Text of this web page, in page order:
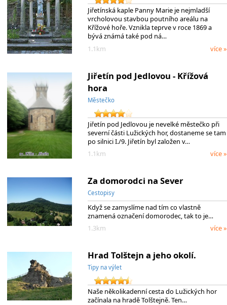
Jiřetínská kaple Panny Marie je nejmladší
vrcholovou stavbou poutního areálu na
Křížové hoře. Vznikla teprve v roce 1869 a
bývá známá také pod ná…
1.1km
více »
Jiřetín pod Jedlovou - Křížová
hora
Městečko
Jiřetín pod Jedlovou je nevelké městečko při
severní části Lužických hor, dostaneme se tam
po silnici I./9. Jiřetín byl založen v…
1.1km
více »
Za domorodci na Sever
Cestopisy
Když se zamyslíme nad tím co vlastně
znamená označení domorodec, tak to je…
1.3km
více »
Hrad Tolštejn a jeho okolí.
Tipy na výlet
Naše několikadenní cesta do Lužických hor
začínala na hradě Tolštejně. Ten…